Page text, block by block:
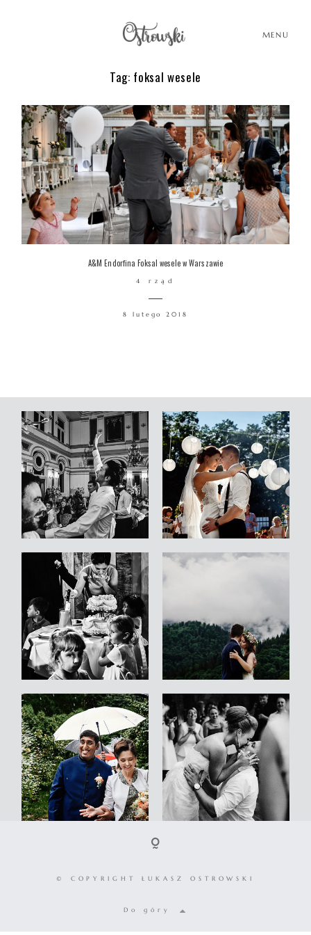
MENU
Tag: foksal wesele
A&M Endorfina Foksal wesele w Warszawie
4 rząd
8 lutego 2018
HISTORIE
PORTFOLIO
O MNIE
© COPYRIGHT ŁUKASZ OSTROWSKI
© COPYRIGHT ŁUKASZ OSTROWSKI
Do góry